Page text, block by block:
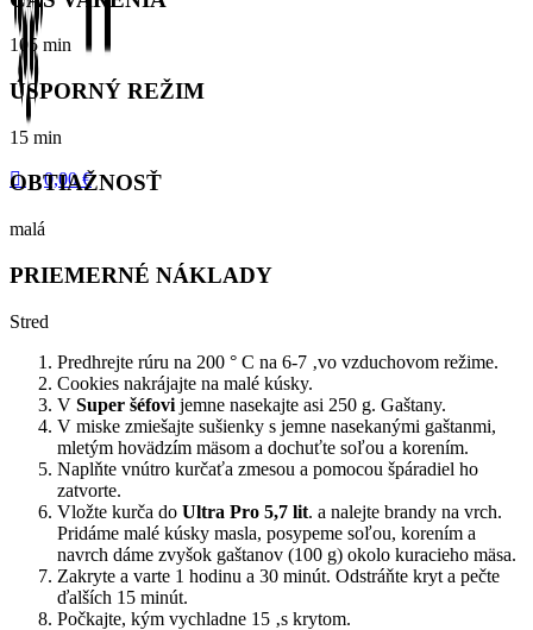
0,00€
105 min
ÚSPORNÝ REŽIM
15 min
OBTIAŽNOSŤ
malá
PRIEMERNÉ NÁKLADY
Stred
Predhrejte rúru na 200 ° C na 6-7 ‚vo vzduchovom režime.
Cookies nakrájajte na malé kúsky.
V Super šéfovi jemne nasekajte asi 250 g. Gaštany.
V miske zmiešajte sušienky s jemne nasekanými gaštanmi,
mletým hovädzím mäsom a dochuťte soľou a korením.
Naplňte vnútro kurčaťa zmesou a pomocou špáradiel ho
zatvorte.
Vložte kurča do Ultra Pro 5,7 lit. a nalejte brandy na vrch.
Pridáme malé kúsky masla, posypeme soľou, korením a
navrch dáme zvyšok gaštanov (100 g) okolo kuracieho mäsa.
Zakryte a varte 1 hodinu a 30 minút. Odstráňte kryt a pečte
ďalších 15 minút.
Počkajte, kým vychladne 15 ‚s krytom.